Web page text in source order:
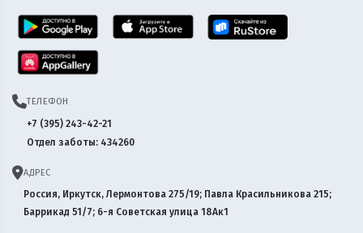
ТЕЛЕФОН
+7 (395) 243-42-21
Отдел заботы: 434260
АДРЕС
Россия, Иркутск, Лермонтова 275/19; Павла Красильникова 215;
Баррикад 51/7; 6-я Советская улица 18Ак1